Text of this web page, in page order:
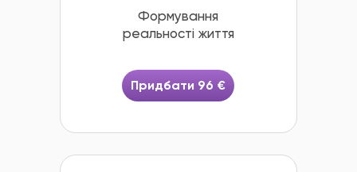
Формування
реальності життя
Придбати 96 €